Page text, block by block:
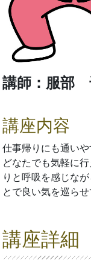
講師：服部
講座内容
仕事帰りにも通い
どなたでも気軽に
りと呼吸を感じな
とで良い気を巡ら
講座詳細